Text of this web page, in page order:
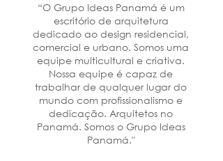
“O Grupo Ideas Panamá é um
escritório de arquitetura
dedicado ao design residencial,
comercial e urbano. Somos uma
equipe multicultural e criativa.
Nossa equipe é capaz de
trabalhar de qualquer lugar do
mundo com profissionalismo e
dedicação. Arquitetos no
Panamá. Somos o Grupo Ideas
Panamá."